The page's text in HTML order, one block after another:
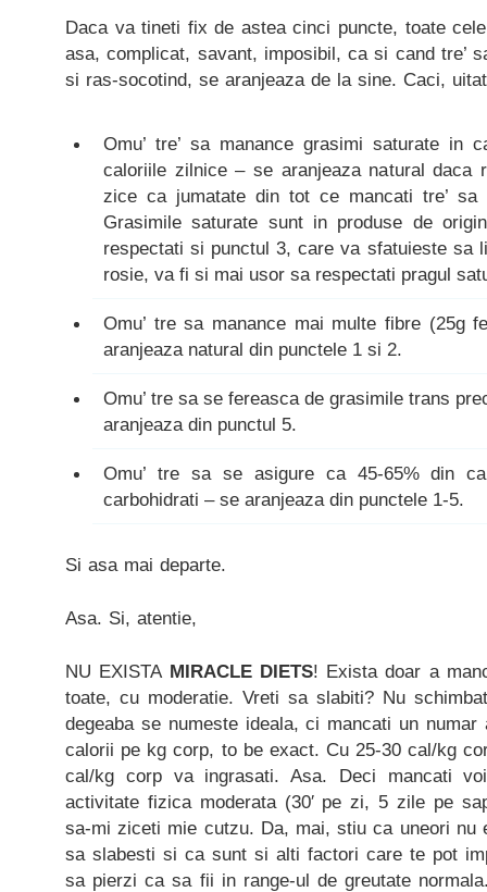
Daca va tineti fix de astea cinci puncte, toate
asa, complicat, savant, imposibil, ca si cand tre’
si ras-socotind, se aranjeaza de la sine. Caci,
Omu’ tre’ sa manance grasimi saturate in
caloriile zilnice – se aranjeaza natural daca
zice ca jumatate din tot ce mancati tre’ sa
Grasimile saturate sunt in produse de
respectati si punctul 3, care va sfatuieste sa
rosie, va fi si mai usor sa respectati pragul
Omu’ tre sa manance mai multe fibre (25g
aranjeaza natural din punctele 1 si 2.
Omu’ tre sa se fereasca de grasimile trans
aranjeaza din punctul 5.
Omu’ tre sa se asigure ca 45-65% din
carbohidrati – se aranjeaza din punctele 1-5.
Si asa mai departe.
Asa. Si, atentie,
NU EXISTA MIRACLE DIETS! Exista doar a
toate, cu moderatie. Vreti sa slabiti? Nu
degeaba se numeste ideala, ci mancati un
calorii pe kg corp, to be exact. Cu 25-30 cal/kg
cal/kg corp va ingrasati. Asa. Deci mancati
activitate fizica moderata (30′ pe zi, 5 zile pe
sa-mi ziceti mie cutzu. Da, mai, stiu ca uneori nu
sa slabesti si ca sunt si alti factori care te pot
sa pierzi ca sa fii in range-ul de greutate